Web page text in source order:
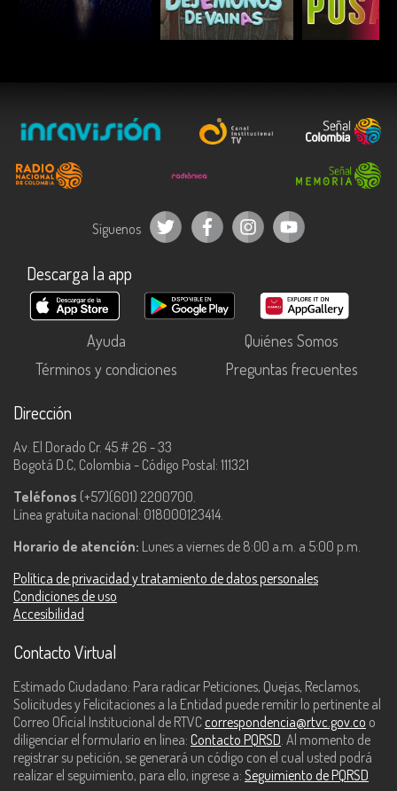
ESCUCHAR ESCUCHAR
Síguenos
Descarga la app
Ayuda
Quiénes Somos
Términos y condiciones
Preguntas frecuentes
Dirección
Av. El Dorado Cr. 45 # 26 - 33
Bogotá D.C, Colombia - Código Postal: 111321
Teléfonos (+57)(601) 2200700.
Línea gratuita nacional: 018000123414.
Horario de atención: Lunes a viernes de 8:00 a.m. a 5:00 p.m.
Política de privacidad y tratamiento de datos personales
Condiciones de uso
Accesibilidad
Contacto Virtual
Estimado Ciudadano: Para radicar Peticiones, Quejas, Reclamos,
Solicitudes y Felicitaciones a la Entidad puede remitir lo pertinente al
Correo Oficial Institucional de RTVC correspondencia@rtvc.gov.co o
diligenciar el formulario en línea: Contacto PQRSD. Al momento de
registrar su petición, se generará un código con el cual usted podrá
realizar el seguimiento, para ello, ingrese a: Seguimiento de PQRSD